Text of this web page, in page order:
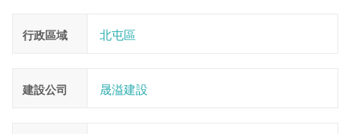
行政區域 北屯區
建設公司 晟溢建設